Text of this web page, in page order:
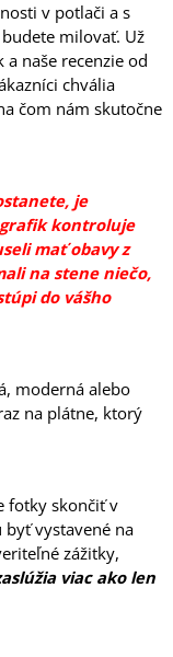
v potlači a s
milovať. Už
naše recenzie od
chvália
čom nám skutočne
je
kontroluje
mať obavy z
na stene niečo,
do vášho
moderná alebo
na plátne, ktorý
fotky skončiť v
vystavené na
zážitky,
viac ako len